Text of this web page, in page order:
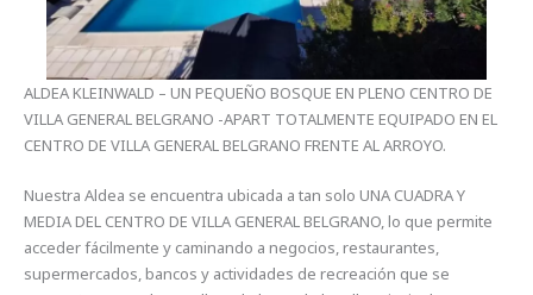
ALDEA KLEINWALD – UN PEQUEÑO BOSQUE EN PLENO CENTRO DE
VILLA GENERAL BELGRANO -APART TOTALMENTE EQUIPADO EN EL
CENTRO DE VILLA GENERAL BELGRANO FRENTE AL ARROYO.
Nuestra Aldea se encuentra ubicada a tan solo UNA CUADRA Y
MEDIA DEL CENTRO DE VILLA GENERAL BELGRANO, lo que permite
acceder fácilmente y caminando a negocios, restaurantes,
supermercados, bancos y actividades de recreación que se